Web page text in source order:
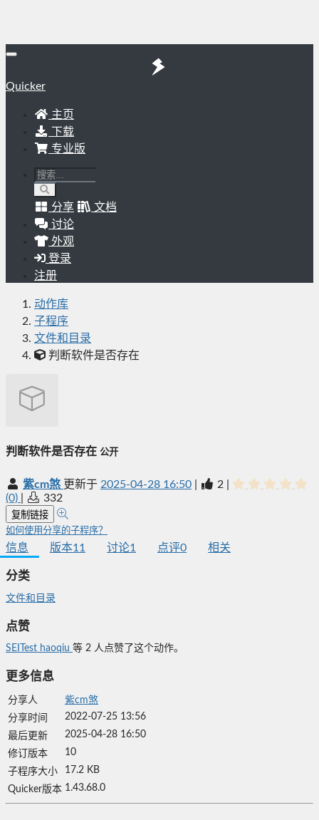
Quicker
主页
下载
专业版
分享
文档
讨论
外观
登录
注册
动作库
子程序
文件和目录
判断软件是否存在
判断软件是否存在 公开
紫cm煞 更新于 2025-04-28 16:50 2
(0)
332
复制链接
如何使用分享的子程序？
信息 版本11 讨论1 点评0 相关
分类
文件和目录
点赞
SEITest haoqiu 等 2 人点赞了这个动作。
更多信息
分享人
紫cm煞
分享时间
2022-07-25 13:56
最后更新
2025-04-28 16:50
修订版本
10
子程序大小
17.2 KB
Quicker版本 1.43.68.0